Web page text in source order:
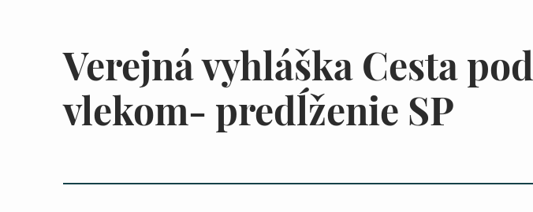
Verejná vyhláška Cesta pod
vlekom- predĺženie SP